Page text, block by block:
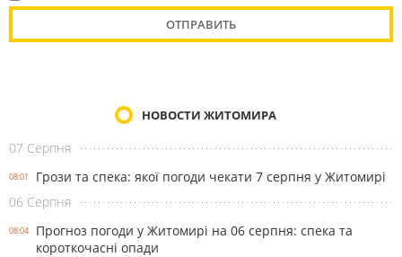
НОВОСТИ ЖИТОМИРА
07 Серпня
08:01
Грози та спека: якої погоди чекати 7 серпня у Житомирі
06 Серпня
08:04
Прогноз погоди у Житомирі на 06 серпня: спека та
короткочасні опади